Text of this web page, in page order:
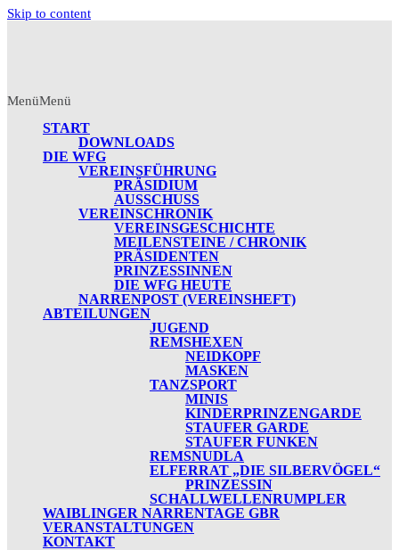
Skip to content
MenüMenü
START
DOWNLOADS
DIE WFG
VEREINSFÜHRUNG
PRÄSIDIUM
AUSSCHUSS
VEREINSCHRONIK
VEREINSGESCHICHTE
MEILENSTEINE / CHRONIK
PRÄSIDENTEN
PRINZESSINNEN
DIE WFG HEUTE
NARRENPOST (VEREINSHEFT)
ABTEILUNGEN
JUGEND
REMSHEXEN
NEIDKOPF
MASKEN
TANZSPORT
MINIS
KINDERPRINZENGARDE
STAUFER GARDE
STAUFER FUNKEN
REMSNUDLA
ELFERRAT „DIE SILBERVÖGEL“
PRINZESSIN
SCHALLWELLENRUMPLER
WAIBLINGER NARRENTAGE GBR
VERANSTALTUNGEN
KONTAKT